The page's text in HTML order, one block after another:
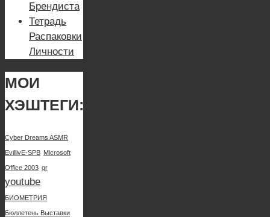
Брендиста
Тетрадь
Распаковки
Личности
МОИ
ХЭШТЕГИ:
Cyber Dreams ASMR
EvillivE-SPB Microsoft
Office 2003 qr
youtube
БИОМЕТРИЯ
Бюллетень Выставки